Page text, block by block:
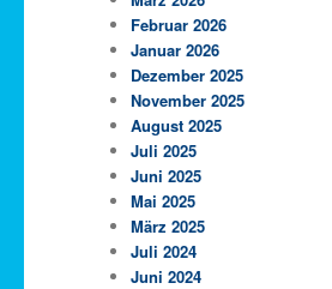
Februar 2026
Januar 2026
Dezember 2025
November 2025
August 2025
Juli 2025
Juni 2025
Mai 2025
März 2025
Juli 2024
Juni 2024